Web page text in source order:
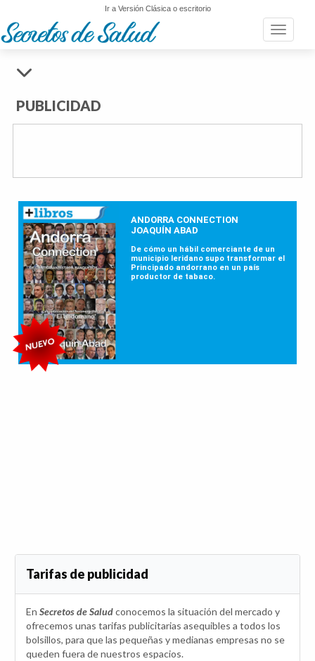
Ir a Versión Clásica o escritorio
Toggle
PUBLICIDAD
Tarifas de publicidad
En Secretos de Saludconocemos la situación del mercado y
ofrecemos unas tarifas publicitarias asequibles a todos los
bolsillos, para que las pequeñas y medianas empresas no se
queden fuera de nuestros espacios.